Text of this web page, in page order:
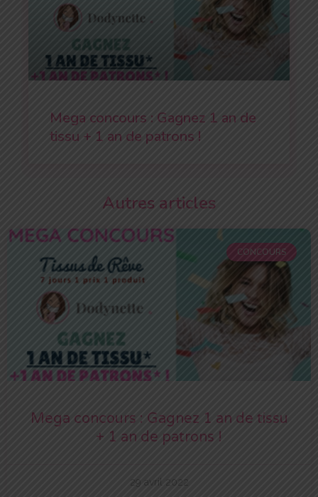
Mega concours : Gagnez 1 an de
tissu + 1 an de patrons !
Autres articles
CONCOURS
Mega concours : Gagnez 1 an de tissu
+ 1 an de patrons !
29 avril 2022